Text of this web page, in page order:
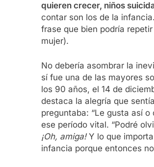
quieren crecer, niños
contar son los de la
frase que bien podría
mujer).
No debería asombrar la
sí fue una de las mayores
los 90 años, el 14 de
destaca la alegría que
preguntaba: “Le gusta así
ese período vital. “Podré
¡Oh, amiga!Y lo que
infancia porque entonces